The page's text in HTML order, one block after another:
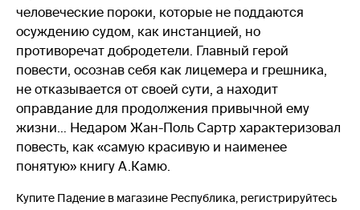
человеческие пороки, которые не поддаются
осуждению судом, как инстанцией, но
противоречат добродетели. Главный герой
повести, осознав себя как лицемера и грешника,
не отказывается от своей сути, а находит
оправдание для продолжения привычной ему
жизни… Недаром Жан-Поль Сартр характеризовал
повесть, как «самую красивую и наименее
понятую» книгу А.Камю.
Купите Падение в магазине Республика, регистрируйтесь